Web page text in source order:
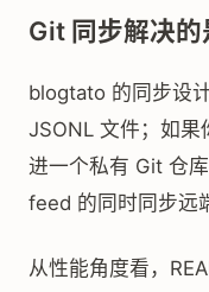
Git 同步解决的
blogtato 的同步设
JSONL 文件；如果
进一个私有 Git 仓
feed 的同时同步远
从性能角度看，